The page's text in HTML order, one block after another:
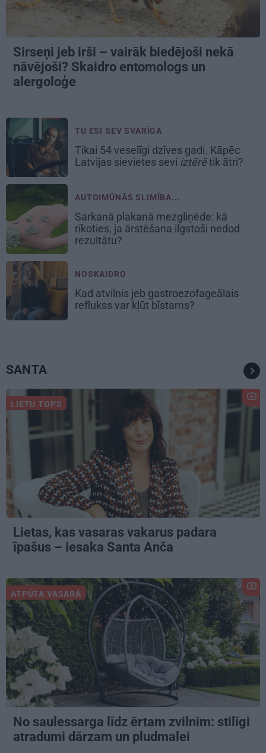
Sirseņi jeb irši – vairāk biedējoši nekā
nāvējoši? Skaidro entomologs un
alergoloģe
TU ESI SEV SVARĪGA
Tikai 54 veselīgi dzīves gadi. Kāpēc
Latvijas sievietes sevi iztērētik ātri?
AUTOIMŪNĀS SLIMĪBA...
Sarkanā plakanā mezgliņēde: kā
rīkoties, ja ārstēšana ilgstoši nedod
rezultātu?
NOSKAIDRO
Kad atvilnis jeb gastroezofageālais
reflukss var kļūt bīstams?
SANTA
LIETU TOPS
Lietas, kas vasaras vakarus padara
īpašus – iesaka Santa Anča
ATPŪTA VASARĀ
No saulessarga līdz ērtam zvilnim: stilīgi
atradumi dārzam un pludmalei